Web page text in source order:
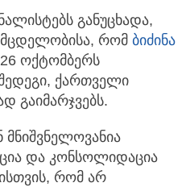
განუცხადა,
მცდელობისა, რომ ბიძინა
ოქტომბერს
ქართველი
გაიმარჯვებს.
და კონსოლიდაცია
რომ არ